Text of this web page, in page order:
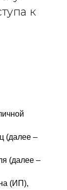
к
(далее –
(далее –
(ИП),